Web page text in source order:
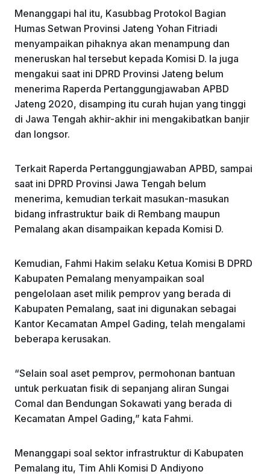
Menanggapi hal itu, Kasubbag Protokol Bagian
Humas Setwan Provinsi Jateng Yohan Fitriadi
menyampaikan pihaknya akan menampung dan
meneruskan hal tersebut kepada Komisi D. Ia juga
mengakui saat ini DPRD Provinsi Jateng belum
menerima Raperda Pertanggungjawaban APBD
Jateng 2020, disamping itu curah hujan yang tinggi
di Jawa Tengah akhir-akhir ini mengakibatkan banjir
dan longsor.
Terkait Raperda Pertanggungjawaban APBD, sampai
saat ini DPRD Provinsi Jawa Tengah belum
menerima, kemudian terkait masukan-masukan
bidang infrastruktur baik di Rembang maupun
Pemalang akan disampaikan kepada Komisi D.
Kemudian, Fahmi Hakim selaku Ketua Komisi B DPRD
Kabupaten Pemalang menyampaikan soal
pengelolaan aset milik pemprov yang berada di
Kabupaten Pemalang, saat ini digunakan sebagai
Kantor Kecamatan Ampel Gading, telah mengalami
beberapa kerusakan.
“Selain soal aset pemprov, permohonan bantuan
untuk perkuatan fisik di sepanjang aliran Sungai
Comal dan Bendungan Sokawati yang berada di
Kecamatan Ampel Gading,” kata Fahmi.
Menanggapi soal sektor infrastruktur di Kabupaten
Pemalang itu, Tim Ahli Komisi D Andiyono